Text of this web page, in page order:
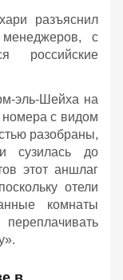
разъяснил
менеджеров, с
российские
эль-Шейха на
номера с видом
разобраны,
сузилась до
этот аншлаг
отели
комнаты